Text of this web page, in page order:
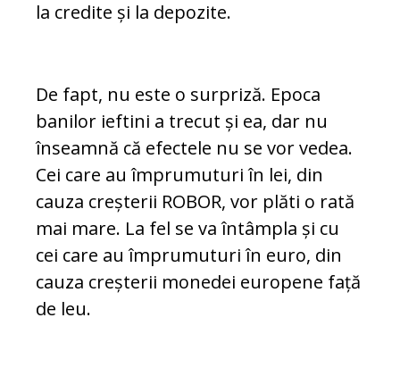
la credite și la depozite.
De fapt, nu este o surpriză. Epoca
banilor ieftini a trecut și ea, dar nu
înseamnă că efectele nu se vor vedea.
Cei care au îm­pru­muturi în lei, din
cauza creșterii ROBOR, vor plăti o rată
mai mare. La fel se va întâmpla și cu
cei care au împrumuturi în euro, din
cauza creșterii monedei europene față
de leu.